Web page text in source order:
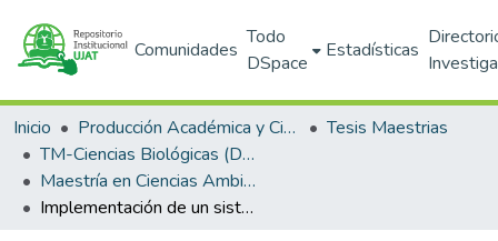
Comunidades
Todo
DSpace
Estadísticas
Inicio Producción Académica y Científica
Tesis Maestrias
TM-Ciencias Biológicas (DACBIOL)
Maestría en Ciencias Ambientales (PNPC)
Implementación de un sistema de cultivo de Crassostrea virginica (ostión del Golfo) a base de canastas australianas en un sistema laguna Carmen-Pajonal-Machona, Tabasco.